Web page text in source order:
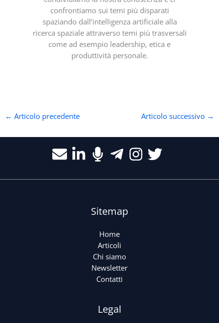
confrontiamo sui temi più disparati
spaziando dall’intelligenza artificiale alla
ricerca spaziale attraverso temi più trasversali
come ad esempio leadership, etica e
produttività personale.
← Articolo precedente Articolo successivo →
Sitemap
Home
Articoli
Chi siamo
Newsletter
Contatti
Legal